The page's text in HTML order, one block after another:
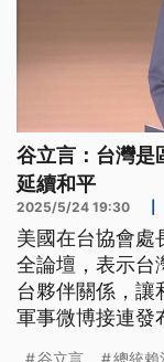
谷立言：台灣是
延續和平
2025/5/24 19:30
美國在台協會處
全論壇，表示台
台夥伴關係，讓
軍事微博接連發
谷立言 總統賴